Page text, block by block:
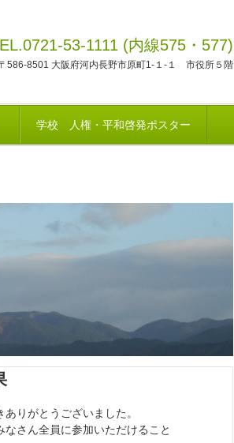
53-1111 (内線575・577)
586-8501 大阪府河内長野市原町1-１-１ 市役所５階
学校 人権・平和啓発ポスター
りがとうございました。
さん全員に参加いただけること